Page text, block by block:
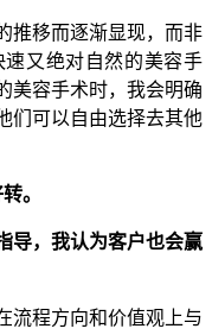
推移而逐渐显现，而非
又绝对自然的美容手
美容手术时，我会明确
们可以自由选择去其他
。
导，我认为客户也会赢
流程方向和价值观上与